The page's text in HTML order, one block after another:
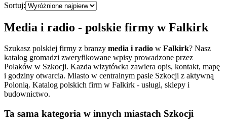
Sortuj:
Media i radio - polskie firmy wFalkirk
Szukasz polskiej firmy z branzy media i radio w Falkirk? Nasz
katalog gromadzi zweryfikowane wpisy prowadzone przez
Polaków w Szkocji. Kazda wizytówka zawiera opis, kontakt, mapę
i godziny otwarcia. Miasto w centralnym pasie Szkocji z aktywną
Polonią. Katalog polskich firm w Falkirk - usługi, sklepy i
budownictwo.
Ta sama kategoria w innych miastach Szkocji